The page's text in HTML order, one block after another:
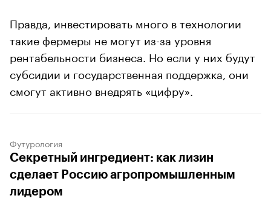
Правда, инвестировать много в технологии
такие фермеры не могут из-за уровня
рентабельности бизнеса. Но если у них будут
субсидии и государственная поддержка, они
смогут активно внедрять «цифру».
Футурология
Секретный ингредиент: как лизин
сделает Россию агропромышленным
лидером